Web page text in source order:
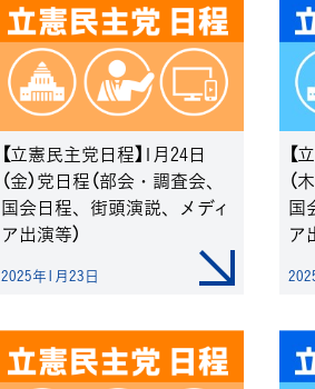
【立憲民主党日程】1月24日
（金）党日程（部会・調査会、
国会日程、街頭演説、メディ
ア出演等）
2025年1月23日
【
（
国
ア